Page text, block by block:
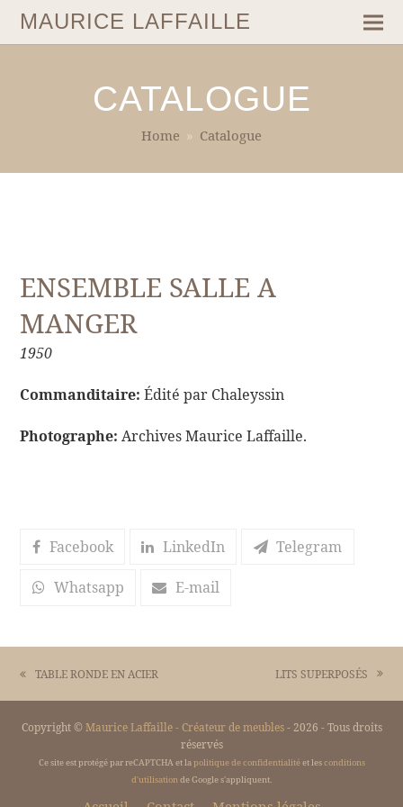
MAURICE LAFFAILLE
CATALOGUE
Home » Catalogue
ENSEMBLE SALLE A
MANGER
1950
Commanditaire: Édité par Chaleyssin
Photographe: Archives Maurice Laffaille.
Facebook LinkedIn Telegram
Whatsapp E-mail
previous
post:
TABLE RONDE EN ACIER
next
post:
LITS SUPERPOSÉS
Copyright © Maurice Laffaille - Créateur de meubles- 2026 - Tous droits
réservés
Ce site est protégé par reCAPTCHA et lapolitique de confidentialitéet lesconditions
d'utilisationde Google s'appliquent.